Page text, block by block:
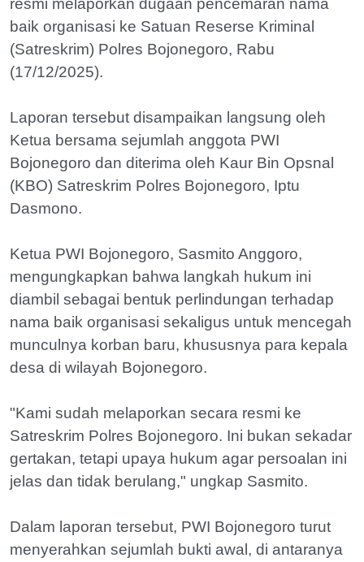
resmi melaporkan dugaan pencemaran nama
baik organisasi ke Satuan Reserse Kriminal
(Satreskrim) Polres Bojonegoro, Rabu
(17/12/2025).
Laporan tersebut disampaikan langsung oleh
Ketua bersama sejumlah anggota PWI
Bojonegoro dan diterima oleh Kaur Bin Opsnal
(KBO) Satreskrim Polres Bojonegoro, Iptu
Dasmono.
Ketua PWI Bojonegoro, Sasmito Anggoro,
mengungkapkan bahwa langkah hukum ini
diambil sebagai bentuk perlindungan terhadap
nama baik organisasi sekaligus untuk mencegah
munculnya korban baru, khususnya para kepala
desa di wilayah Bojonegoro.
"Kami sudah melaporkan secara resmi ke
Satreskrim Polres Bojonegoro. Ini bukan sekadar
gertakan, tetapi upaya hukum agar persoalan ini
jelas dan tidak berulang," ungkap Sasmito.
Dalam laporan tersebut, PWI Bojonegoro turut
menyerahkan sejumlah bukti awal, di antaranya